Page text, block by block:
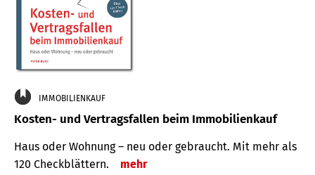
IMMOBILIENKAUF
Kosten- und Vertragsfallen beim Immobilienkauf
Haus oder Wohnung – neu oder gebraucht. Mit mehr als
120 Check­blättern.
mehr